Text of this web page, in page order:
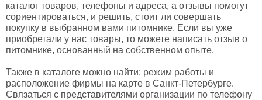
каталог товаров, телефоны и адреса, а отзывы помогут
сориентироваться, и решить, стоит ли совершать
покупку в выбранном вами питомнике. Если вы уже
приобретали у нас товары, то можете написать отзыв о
питомнике, основанный на собственном опыте.
Также в каталоге можно найти: режим работы и
расположение фирмы на карте в Санкт-Петербурге.
Связаться с представителями организации по телефону